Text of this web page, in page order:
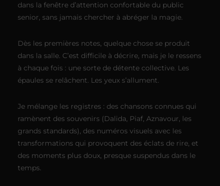
dans la fenêtre d’attention confortable du public
senior, sans jamais chercher à abréger la magie.
Dès les premières notes, quelque chose se produit
dans la salle. C’est difficile à décrire, mais je le ressens
à chaque fois : une sorte de détente collective. Les
épaules se relâchent. Les yeux s’allument.
Je mélange les registres : des chansons connues qui
ramènent des souvenirs (Dalida, Piaf, Aznavour, les
grands standards), des numéros visuels avec les
transformations qui provoquent des éclats de rire, et
des moments plus doux, presque suspendus dans le
temps.